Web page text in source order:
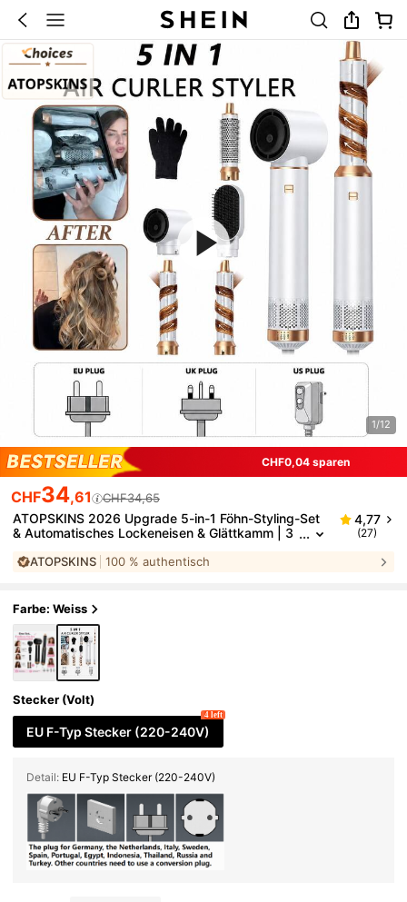
1/12
CHF0,04 sparen
CHF34,61 CHF34,65
ATOPSKINS 2026 Upgrade 5-in-1 Föhn-Styling-Set
& Automatisches Lockeneisen & Glättkamm | 3
ätze | Automatisches Locken | Locken/Wellen/Glatt/
entinstag, Karneval und St. Patrick's Day | Roségol
d/Schwarzgold/Blaugold | Geeignet für Home-Stylin
g, Auffrischen unterwegs, Date-Party, Reise-Essent
ial
4,77
(27)
ATOPSKINS 100 % authentisch
Farbe: Weiss
Stecker (Volt)
EU F-Typ Stecker (220-240V)
4 left
Detail: EU F-Typ Stecker (220-240V)